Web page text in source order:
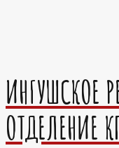
ИНГУШСКОЕ
ОТДЕЛЕНИЕ